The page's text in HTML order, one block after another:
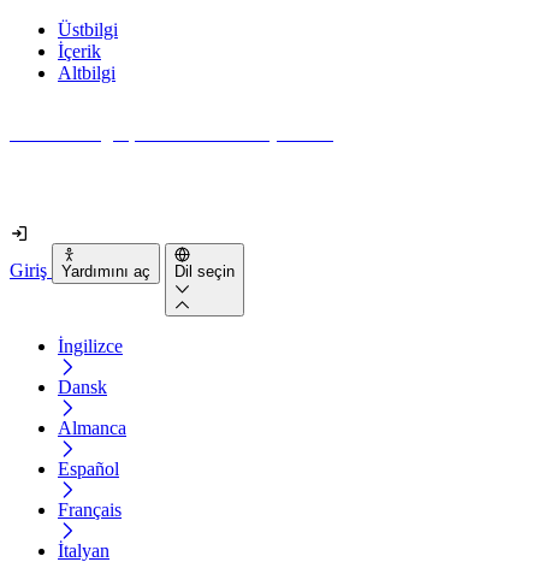
Üstbilgi
İçerik
Altbilgi
Giriş Yardımını aç Dil seçin
İngilizce
Dansk
Almanca
Español
Français
İtalyan